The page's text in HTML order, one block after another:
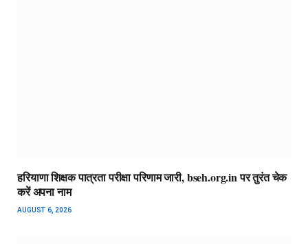
हरियाणा शिक्षक पात्रता परीक्षा परिणाम जारी, bseh.org.in पर तुरंत चेक
करें अपना नाम
AUGUST 6, 2026